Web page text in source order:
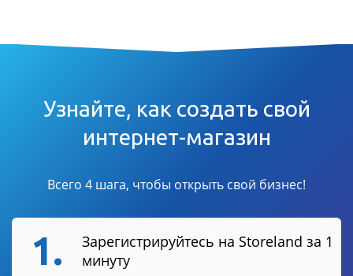
Узнайте, как создать свой
интернет-магазин
Всего 4 шага, чтобы открыть свой бизнес!
1.
Зарегистрируйтесь на Storeland за 1
минуту